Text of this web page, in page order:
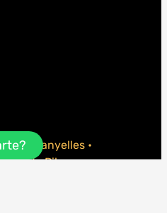
• Canyelles •
de Ribes y